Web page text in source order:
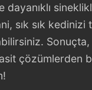
dayanıklı
sık sık
çözümlerden